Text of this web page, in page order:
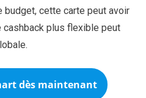
budget, cette carte peut avoir
cashback plus flexible peut
dès maintenant